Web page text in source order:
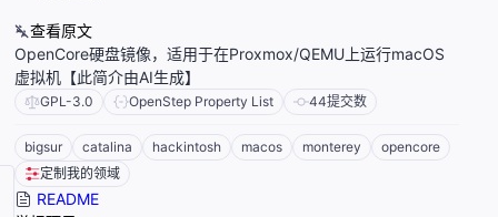
查看原文
OpenCore硬盘镜像，适用于在Proxmox/QEMU上运行macOS
虚拟机【此简介由AI生成】
GPL-3.0 OpenStep Property List 44提交数
bigsur catalina hackintosh macos monterey
opencore
定制我的领域
README